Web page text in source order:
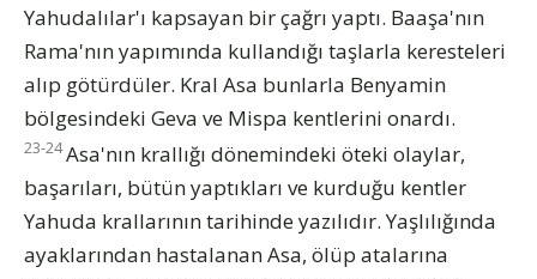
Yahudalılar'ı kapsayan bir çağrı yaptı. Baaşa'nın
Rama'nın yapımında kullandığı taşlarla keresteleri
alıp götürdüler. Kral Asa bunlarla Benyamin
bölgesindeki Geva ve Mispa kentlerini onardı.
23-24Asa'nın krallığı dönemindeki öteki olaylar,
başarıları, bütün yaptıkları ve kurduğu kentler
Yahuda krallarının tarihinde yazılıdır. Yaşlılığında
ayaklarından hastalanan Asa, ölüp atalarına